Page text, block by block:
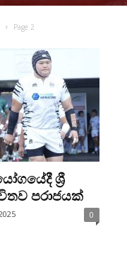
Page 2
ශ්‍රී
පරාජයක්
0